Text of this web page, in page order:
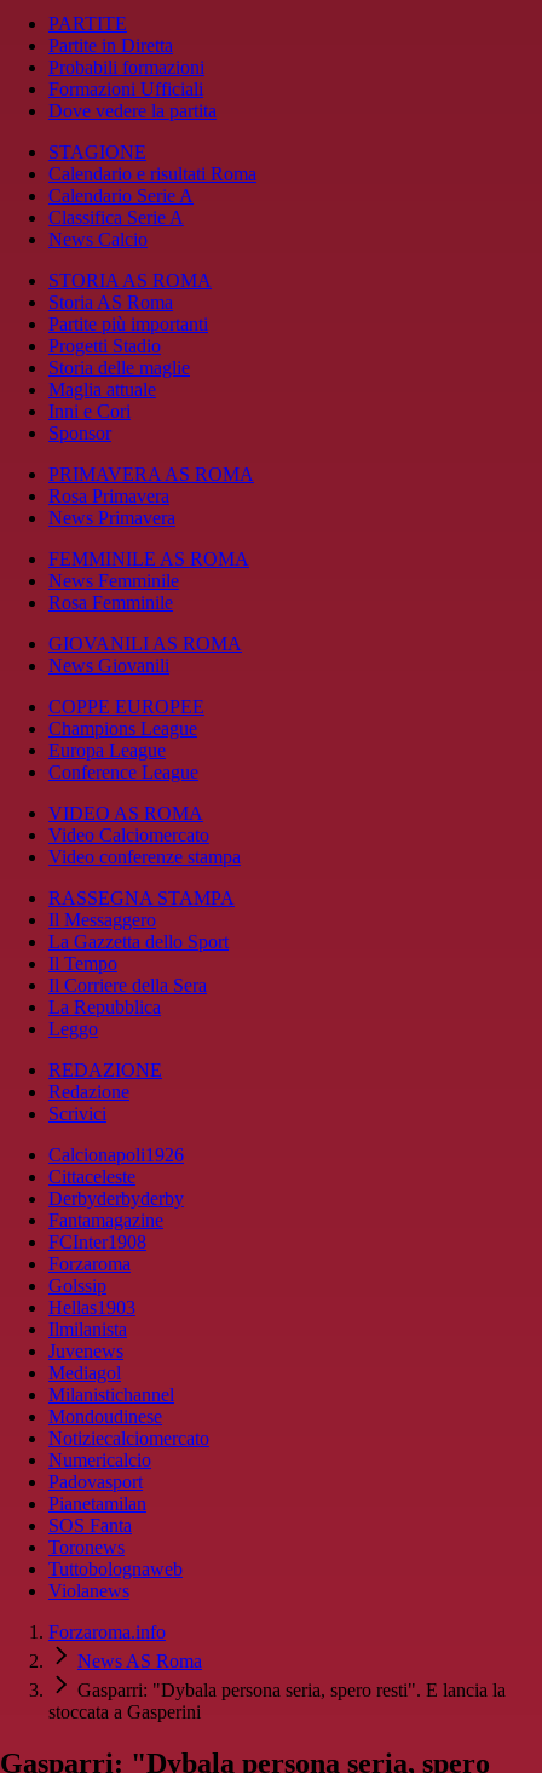
PARTITE
Partite in Diretta
Probabili formazioni
Formazioni Ufficiali
Dove vedere la partita
STAGIONE
Calendario e risultati Roma
Calendario Serie A
Classifica Serie A
News Calcio
STORIA AS ROMA
Storia AS Roma
Partite più importanti
Progetti Stadio
Storia delle maglie
Maglia attuale
Inni e Cori
Sponsor
PRIMAVERA AS ROMA
Rosa Primavera
News Primavera
FEMMINILE AS ROMA
News Femminile
Rosa Femminile
GIOVANILI AS ROMA
News Giovanili
COPPE EUROPEE
Champions League
Europa League
Conference League
VIDEO AS ROMA
Video Calciomercato
Video conferenze stampa
RASSEGNA STAMPA
Il Messaggero
La Gazzetta dello Sport
Il Tempo
Il Corriere della Sera
La Repubblica
Leggo
REDAZIONE
Redazione
Scrivici
Calcionapoli1926
Cittaceleste
Derbyderbyderby
Fantamagazine
FCInter1908
Forzaroma
Golssip
Hellas1903
Ilmilanista
Juvenews
Mediagol
Milanistichannel
Mondoudinese
Notiziecalciomercato
Numericalcio
Padovasport
Pianetamilan
SOS Fanta
Toronews
Tuttobolognaweb
Violanews
Forzaroma.info
News AS Roma
Gasparri: "Dybala persona seria, spero resti". E lancia la
stoccata a Gasperini
Gasparri: "Dybala persona seria, spero